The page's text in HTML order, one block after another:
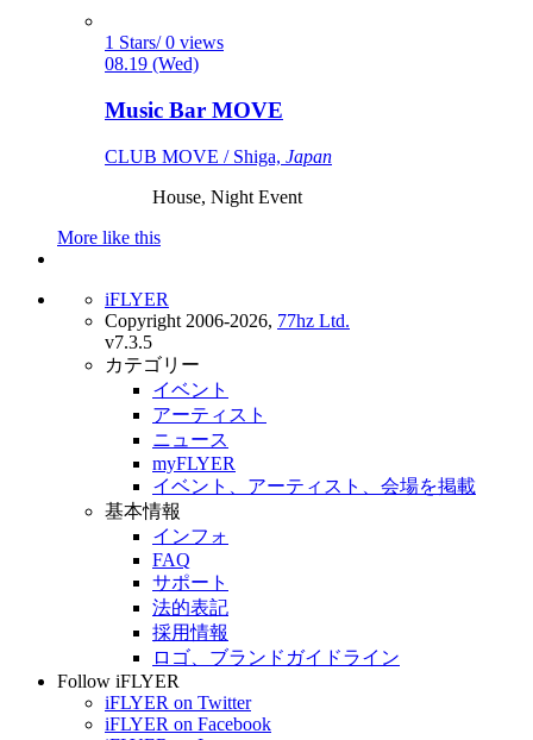
1 Stars/ 0 views
08.19 (Wed)
Music Bar MOVE
CLUB MOVE / Shiga, Japan
House, Night Event
More like this
iFLYER
Copyright 2006-2026, 77hz Ltd.
v7.3.5
カテゴリー
イベント
アーティスト
ニュース
myFLYER
イベント、アーティスト、会場を掲載
基本情報
インフォ
FAQ
サポート
法的表記
採用情報
ロゴ、ブランドガイドライン
Follow iFLYER
iFLYER on Twitter
iFLYER on Facebook